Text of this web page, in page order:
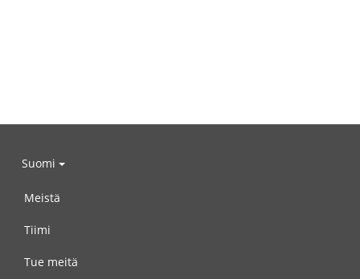
Suomi
Meistä
Tiimi
Tue meitä